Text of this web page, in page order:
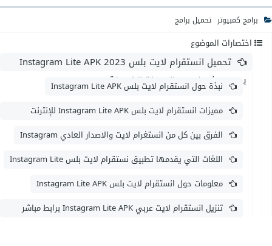
برامج كمبيوتر تحميل برامج
اختصارات الموضوع
تحميل انستقرام لايت بلس 2023 Instagram Lite APK
بحجم صغير لجميع الاجهزة الضعيفة
نبذة حول انستقرام لايت بلس Instagram Lite APK
مميزات انستقرام لايت بلس Instagram Lite APK للإنترنت
الضعيفالفرق بين كل من انستغرام لايت والاصدار العادي Instagram
اللغات التي يقدمها تطبيق نستقرام لايت بلس Instagram Lite
معلومات حول انستقرام لايت بلس Instagram Lite APK
تنزيل انستقرام لايت عربي Instagram Lite APK برابط مباشر